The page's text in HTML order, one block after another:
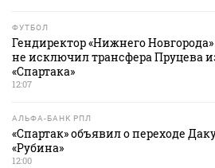
ФУТБОЛ
Гендиректор «Нижнего
не исключил трансфера Пруцева
«Спартака»
12:07
АЛЬФА-БАНК РПЛ
«Спартак» объявил о переходе
«Рубина»
12:00